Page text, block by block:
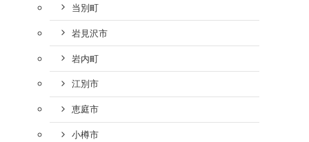
当別町
岩見沢市
岩内町
江別市
恵庭市
小樽市